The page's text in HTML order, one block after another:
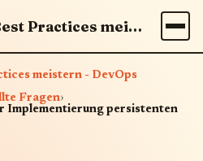
DevOps-Tools & Best Practices meistern - DevOps Knowledge Hub
meistern - DevOps
Fragen›
Implementierung persistenten